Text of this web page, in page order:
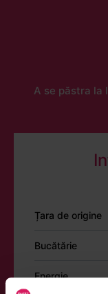
A se păstra la
Țara de origine
Bucătărie
Energie